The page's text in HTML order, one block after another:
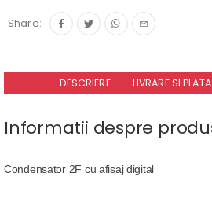
Share:
DESCRIERE LIVRARE SI PLATA
Informatii despre
Condensator 2F cu afisaj digital